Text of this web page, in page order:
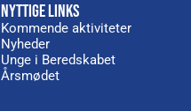
NYTTIGE LINKS
Kommende aktiviteter
Nyheder
Unge i Beredskabet
Årsmødet